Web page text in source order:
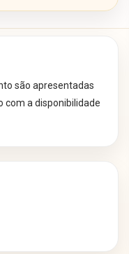
são apresentadas
com a disponibilidade